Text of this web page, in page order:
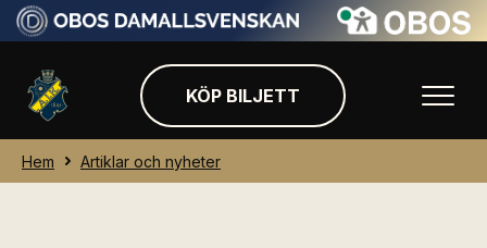
KÖP BILJETT
Hem Artiklar och nyheter